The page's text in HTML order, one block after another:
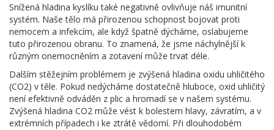
Snížená hladina kyslíku také negativně ovlivňuje náš imunitní
systém. Naše tělo má přirozenou schopnost bojovat proti
nemocem a infekcím, ale když špatně dýcháme, oslabujeme
tuto přirozenou obranu. To znamená, že jsme náchylnější k
různým onemocněním a zotavení může trvat déle.
Dalším stěžejním problémem je zvýšená hladina oxidu uhličitého
(CO2) v těle. Pokud nedýcháme dostatečně hluboce, oxid uhličitý
není efektivně odváděn z plic a hromadí se v našem systému.
Zvýšená hladina CO2 může vést k bolestem hlavy, závratím, a v
extrémních případech i ke ztrátě vědomí. Při dlouhodobém